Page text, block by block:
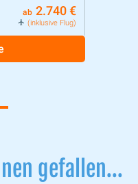
ab 2.740 €
(inklusive Flug)
gefallen...